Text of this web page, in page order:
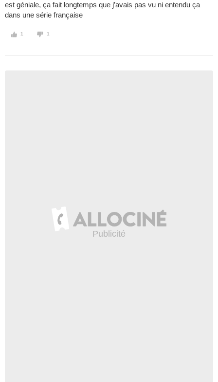
est géniale, ça fait longtemps que j’avais pas vu ni entendu ça
dans une série française
1 1